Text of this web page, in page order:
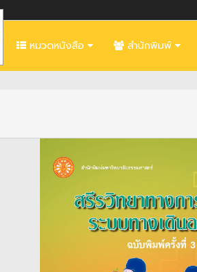
หมวดหนังสือ สำนักพิมพ์